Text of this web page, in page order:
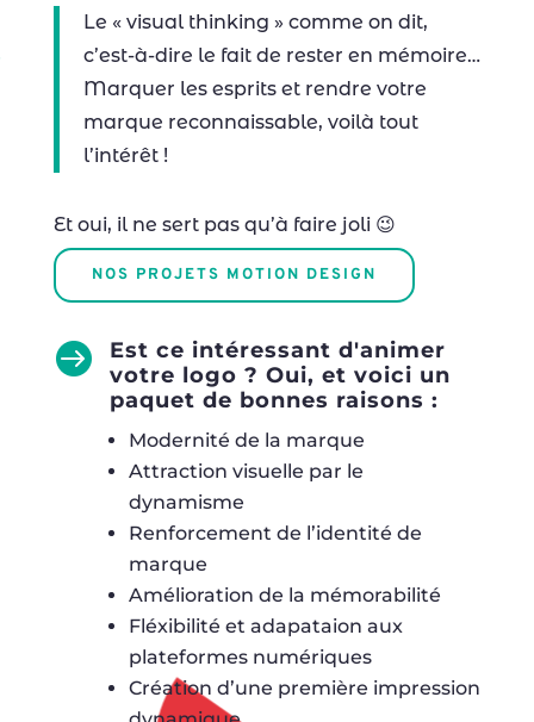
Le « visual thinking » comme on dit,
c’est-à-dire le fait de rester en mémoire…
Marquer les esprits et rendre votre
marque reconnaissable, voilà tout
l’intérêt !
Et oui, il ne sert pas qu’à faire joli 😉
NOS PROJETS MOTION DESIGN

Est ce intéressant d'animer
votre logo ? Oui, et voici un
paquet de bonnes raisons :
Modernité de la marque
Attraction visuelle par le
dynamisme
Renforcement de l’identité de
marque
Amélioration de la mémorabilité
Fléxibilité et adapataion aux
plateformes numériques
Création d’une première impression